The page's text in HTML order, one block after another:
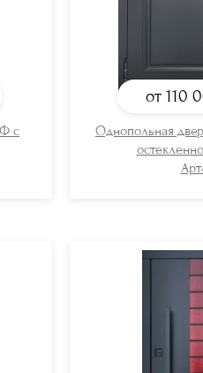
с
от 110
Однопольная